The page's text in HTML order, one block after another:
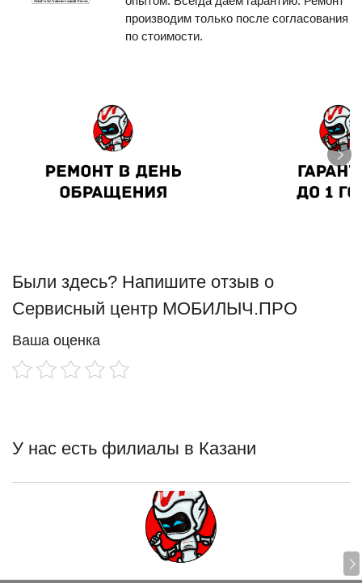
производим только после согласования
по стоимости.
Были здесь? Напишите отзыв о
Сервисный центр МОБИЛЫЧ.ПРО
Ваша оценка
У нас есть филиалы в Казани